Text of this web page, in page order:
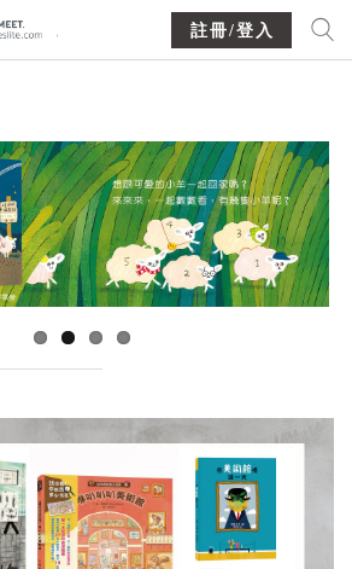
註冊/登入